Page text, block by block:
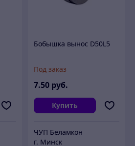
Бобышка вынос D50L5
Под заказ
7.50 руб.
Купить
ЧУП Беламкон
г. Минск